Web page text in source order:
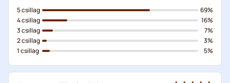
5 csillag
4 csillag
3 csillag
2 csillag
1 csillag
69%
16%
7%
3%
5%